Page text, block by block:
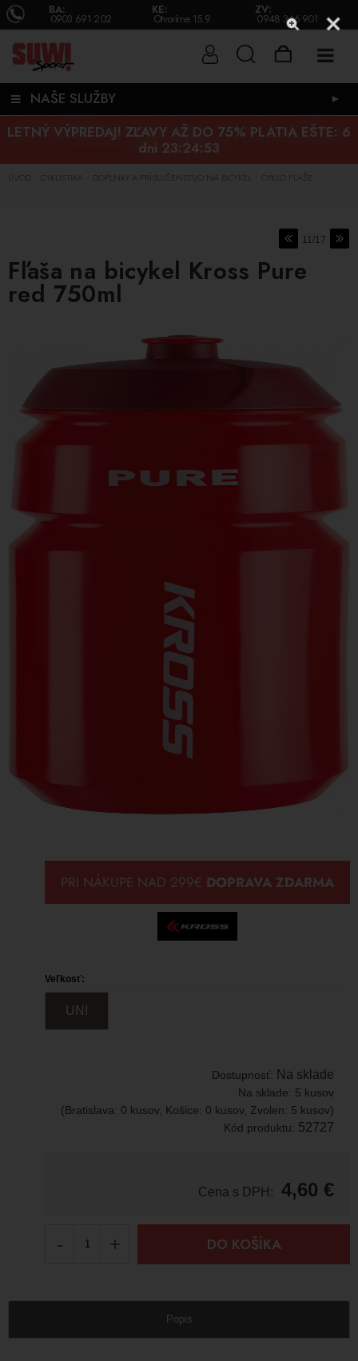
BA:
0903 691 202
KE:
Otvoríme 15.9.
ZV:
0948 346 901
NAŠE SLUŽBY ►
LETNÝ VÝPREDAJ! ZĽAVY AŽ DO 75% PLATIA EŠTE: 6
dni 23:24:52
ÚVOD CYKLISTIKA DOPLNKY A PRÍSLUŠENSTVO NA BICYKEL CYKLO FĽAŠE
11/17
Fľaša na bicykel Kross Pure
red 750ml
Veľkosť:
UNI
Dostupnosť: Na sklade
Na sklade: 5 kusov
(Bratislava: 0 kusov, Košice: 0 kusov, Zvolen: 5 kusov)
Kód produktu: 52727
Cena s DPH: 4,60 €
- + DO KOŠÍKA
Popis